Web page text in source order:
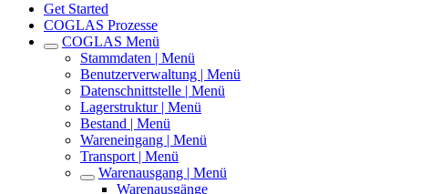
Get Started
COGLAS Prozesse
COGLAS Menü
Stammdaten | Menü
Benutzerverwaltung | Menü
Datenschnittstelle | Menü
Lagerstruktur | Menü
Bestand | Menü
Wareneingang | Menü
Transport | Menü
Warenausgang | Menü
Warenausgänge